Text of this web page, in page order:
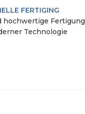
FERTIGING
hochwertige Fertigung
Technologie